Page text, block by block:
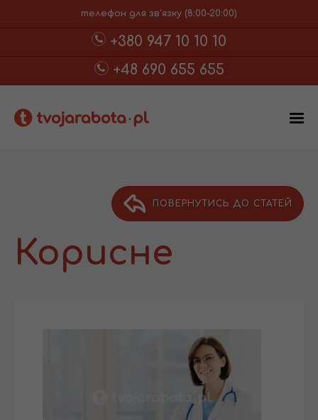
телефон для зв'язку (8:00-20:00)
+380 947 10 10 10
+48 690 655 655
ПОВЕРНУТИСЬ ДО СТАТЕЙ
Корисне